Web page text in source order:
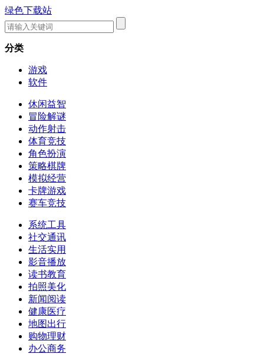
绿色下载站
分类
游戏
软件
休闲益智
冒险解谜
动作射击
体育竞技
角色扮演
策略棋牌
模拟经营
卡牌游戏
赛车竞技
系统工具
社交通讯
生活实用
影音播放
读书教育
拍照美化
新闻阅读
健康医疗
地图出行
购物理财
办公商务